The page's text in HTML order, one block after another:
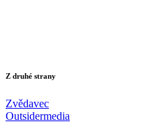
Z druhé strany
Zvědavec
Outsidermedia